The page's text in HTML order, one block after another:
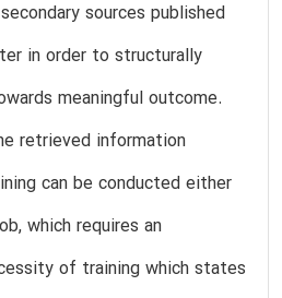
sources published
in order to structurally
meaningful outcome.
retrieved information
can be conducted either
which requires an
of training which states